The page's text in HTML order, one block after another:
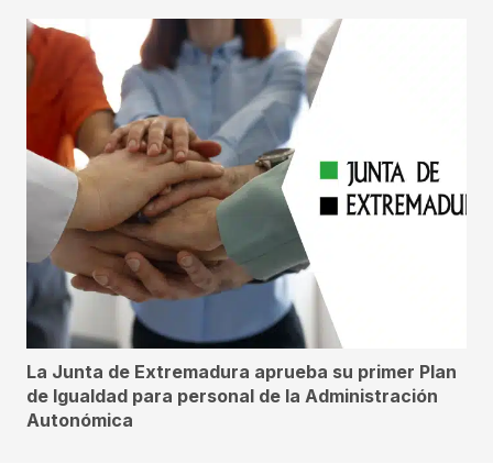
La Junta de Extremadura aprueba su primer Plan
de Igualdad para personal de la Administración
Autonómica